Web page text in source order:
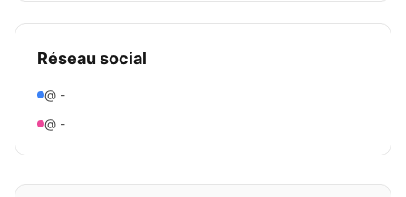
Réseau social
@ -
@ -